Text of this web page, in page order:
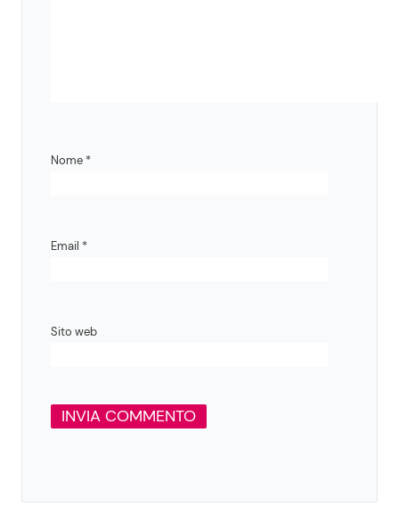
Nome *
Email *
Sito web